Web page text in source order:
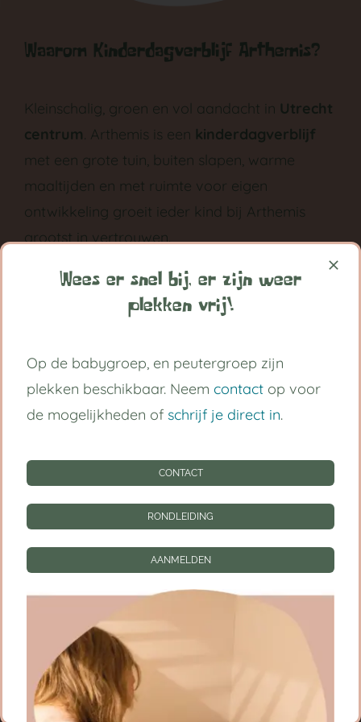
Waarom Kinderdagverblijf Arthemis?
Kleinschalig, groen en vol aandacht in Utrecht
centrum. Arthemis is een kinderdagverblijf
met een grote tuin, buiten slapen, warme
maaltijden en met ruimte voor eigen
ontwikkeling groeit ieder kind bij Arthemis
grootst in vertrouwen.
Volg ons op:
Handige links
Kinderdagverblijf Utrecht Centrum
Peutergroep
Tarieven
RONDLEIDING
AANMELDEN
Privacy instellingen
Wees er snel bij, er zijn weer
plekken vrij!
Op de babygroep, en peutergroep zijn
plekken beschikbaar. Neem contact op voor
de mogelijkheden of schrijf je direct in.
CONTACT
RONDLEIDING
AANMELDEN